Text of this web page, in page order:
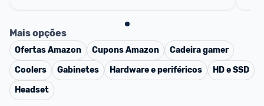
Mais opções
OfertasAmazon CuponsAmazon
Cadeira gamer
Coolers
Gabinetes Hardware e periféricos
HD e SSD
Headset